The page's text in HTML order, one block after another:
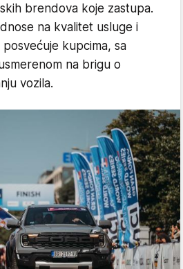
brendova koje zastupa.
na kvalitet usluge i
kupcima, sa
na brigu o
vozila.